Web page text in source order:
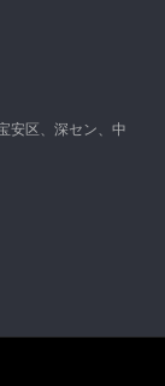
安区、深セン、中